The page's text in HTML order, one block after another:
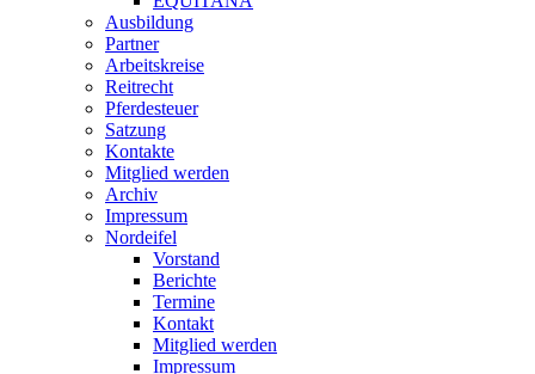
Ausbildung
Partner
Arbeitskreise
Reitrecht
Pferdesteuer
Satzung
Kontakte
Mitglied werden
Archiv
Impressum
Nordeifel
Vorstand
Berichte
Termine
Kontakt
Mitglied werden
Impressum